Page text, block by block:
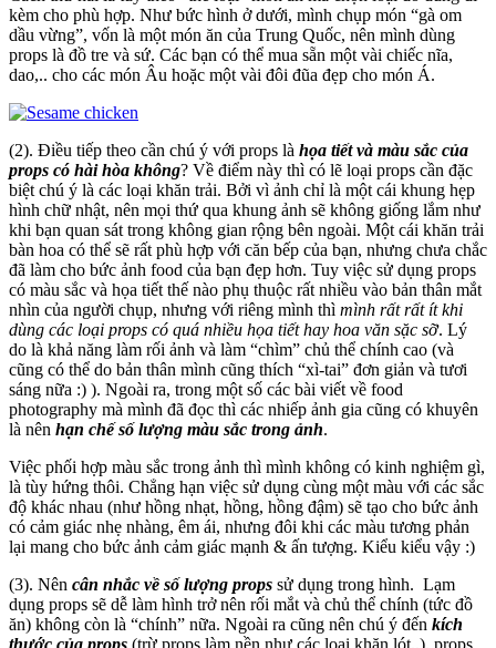
kèm cho phù hợp. Như bức hình ở dưới, mình chụp món “gà om
dầu vừng”, vốn là một món ăn của Trung Quốc, nên mình dùng
props là đồ tre và sứ. Các bạn có thể mua sẵn một vài chiếc nĩa,
dao,.. cho các món Âu hoặc một vài đôi đũa đẹp cho món Á.
(2). Điều tiếp theo cần chú ý với props là họa tiết và màu sắc của
props có hài hòa không? Về điểm này thì có lẽ loại props cần đặc
biệt chú ý là các loại khăn trải. Bởi vì ảnh chỉ là một cái khung hẹp
hình chữ nhật, nên mọi thứ qua khung ảnh sẽ không giống lắm như
khi bạn quan sát trong không gian rộng bên ngoài. Một cái khăn trải
bàn hoa có thể sẽ rất phù hợp với căn bếp của bạn, nhưng chưa chắc
đã làm cho bức ảnh food của bạn đẹp hơn. Tuy việc sử dụng props
có màu sắc và họa tiết thế nào phụ thuộc rất nhiều vào bản thân mắt
nhìn của người chụp, nhưng với riêng mình thì mình rất rất ít khi
dùng các loại props có quá nhiều họa tiết hay hoa văn sặc sỡ. Lý
do là khả năng làm rối ảnh và làm “chìm” chủ thể chính cao (và
cũng có thể do bản thân mình cũng thích “xì-tai” đơn giản và tươi
sáng nữa :) ). Ngoài ra, trong một số các bài viết về food
photography mà mình đã đọc thì các nhiếp ảnh gia cũng có khuyên
là nên hạn chế số lượng màu sắc trong ảnh.
Việc phối hợp màu sắc trong ảnh thì mình không có kinh nghiệm gì,
là tùy hứng thôi. Chẳng hạn việc sử dụng cùng một màu với các sắc
độ khác nhau (như hồng nhạt, hồng, hồng đậm) sẽ tạo cho bức ảnh
có cảm giác nhẹ nhàng, êm ái, nhưng đôi khi các màu tương phản
lại mang cho bức ảnh cảm giác mạnh & ấn tượng. Kiểu kiểu vậy :)
(3). Nên cân nhắc về số lượng props sử dụng trong hình. Lạm
dụng props sẽ dễ làm hình trở nên rối mắt và chủ thể chính (tức đồ
ăn) không còn là “chính” nữa. Ngoài ra cũng nên chú ý đến kích
thước của props (trừ props làm nền như các loại khăn lót..), props